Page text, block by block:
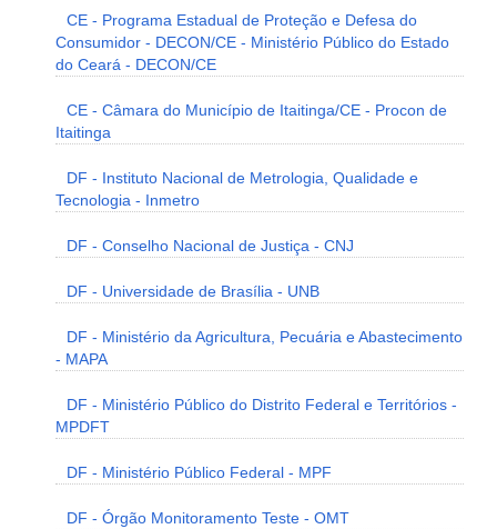
CE - Programa Estadual de Proteção e Defesa do
Consumidor - DECON/CE - Ministério Público do Estado
do Ceará - DECON/CE
CE - Câmara do Município de Itaitinga/CE - Procon de
Itaitinga
DF - Instituto Nacional de Metrologia, Qualidade e
Tecnologia - Inmetro
DF - Conselho Nacional de Justiça - CNJ
DF - Universidade de Brasília - UNB
DF - Ministério da Agricultura, Pecuária e Abastecimento
- MAPA
DF - Ministério Público do Distrito Federal e Territórios -
MPDFT
DF - Ministério Público Federal - MPF
DF - Órgão Monitoramento Teste - OMT